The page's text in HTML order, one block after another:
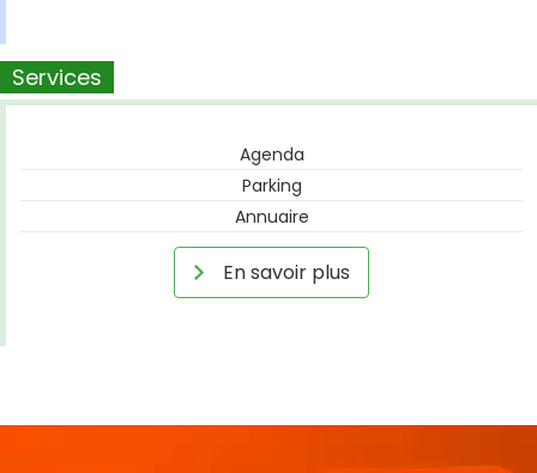
Services
Agenda
Parking
Annuaire
En savoir plus